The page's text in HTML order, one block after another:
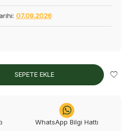
07.09.2026
SEPETE EKLE
WhatsApp Bilgi Hattı